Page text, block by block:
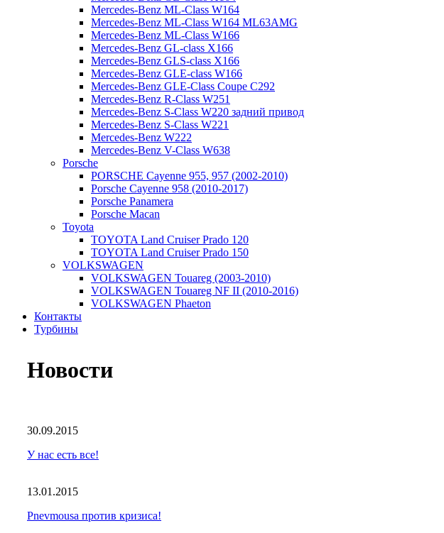
Mercedes-Benz ML-Class W164
Mercedes-Benz ML-Class W164 ML63AMG
Mercedes-Benz ML-Class W166
Mercedes-Benz GL-class X166
Mercedes-Benz GLS-class X166
Mercedes-Benz GLE-class W166
Mercedes-Benz GLE-Class Coupe С292
Mercedes-Benz R-Class W251
Mercedes-Benz S-Class W220 задний привод
Mercedes-Benz S-Class W221
Mercedes-Benz W222
Mercedes-Benz V-Class W638
Porsche
PORSCHE Cayenne 955, 957 (2002-2010)
Porsche Cayenne 958 (2010-2017)
Porsche Panamera
Porsche Macan
Toyota
TOYOTA Land Cruiser Prado 120
TOYOTA Land Cruiser Prado 150
VOLKSWAGEN
VOLKSWAGEN Touareg (2003-2010)
VOLKSWAGEN Touareg NF II (2010-2016)
VOLKSWAGEN Phaeton
Контакты
Турбины
Новости
30.09.2015
У нас есть все!
13.01.2015
Pnevmousa против кризиса!